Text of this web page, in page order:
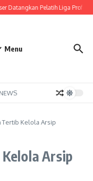
Datangkan Pelatih Liga
Menu
Tertib Kelola Arsip
Arsip